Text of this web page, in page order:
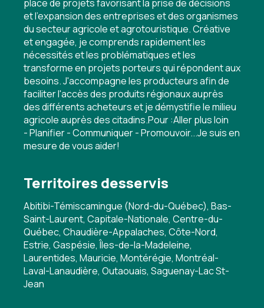
place de projets favorisant la prise de décisions
et l’expansion des entreprises et des organismes
du secteur agricole et agrotouristique. Créative
et engagée, je comprends rapidement les
nécessités et les problématiques et les
transforme en projets porteurs qui répondent aux
besoins. J'accompagne les producteurs afin de
faciliter l'accès des produits régionaux auprès
des différents acheteurs et je démystifie le milieu
agricole auprès des citadins.Pour :Aller plus loin
- Planifier - Communiquer - Promouvoir...Je suis en
mesure de vous aider!
Territoires desservis
Abitibi-Témiscamingue (Nord-du-Québec), Bas-
Saint-Laurent, Capitale-Nationale, Centre-du-
Québec, Chaudière-Appalaches, Côte-Nord,
Estrie, Gaspésie, Îles-de-la-Madeleine,
Laurentides, Mauricie, Montérégie, Montréal-
Laval-Lanaudière, Outaouais, Saguenay-Lac St-
Jean